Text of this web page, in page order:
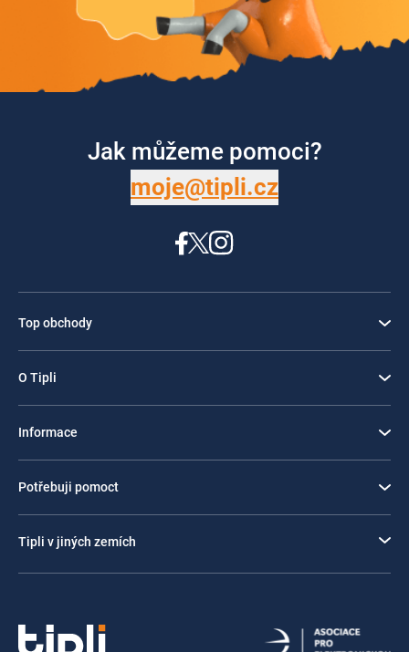
Jak můžeme pomoci?
moje@tipli.cz
Top obchody
O Tipli
Informace
Potřebuji pomoct
Tipli v jiných zemích